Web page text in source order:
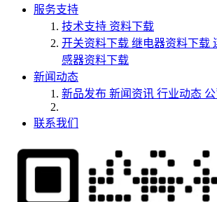
服务支持
技术支持 资料下载
开关资料下载 继电器资料下载
感器资料下载
新闻动态
新品发布 新闻资讯 行业动态
联系我们